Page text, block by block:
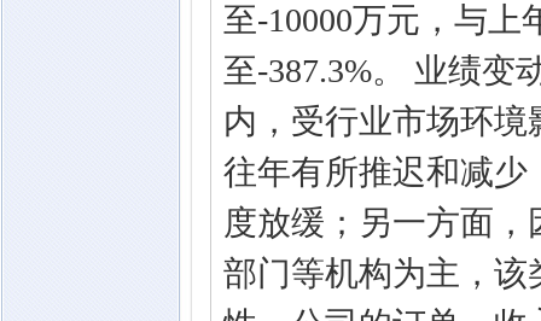
至-10000万元，与上
至-387.3%。 业绩变
内，受行业市场环
往年有所推迟和减
度放缓；另一方面
部门等机构为主，